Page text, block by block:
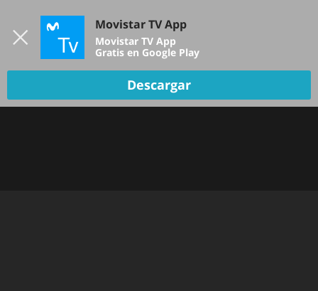
TV EN VIVO
Movistar TV App
Movistar TV App
Gratis en Google Play
Descargar